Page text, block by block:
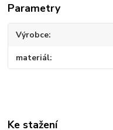
Parametry
Výrobce
materiál
Ke stažení